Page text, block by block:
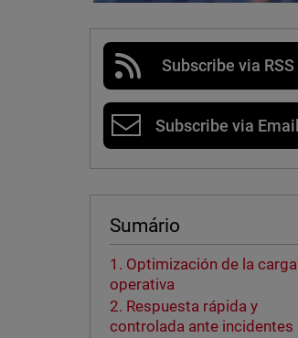
Subscribe via RSS
Subscribe via Email
Sumário
1. Optimización de la carga
operativa
2. Respuesta rápida y
controlada ante incidentes